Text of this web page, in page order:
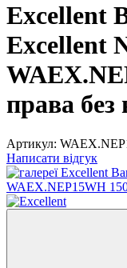
Excellent
Excellent
права без
Артикул:
Написати відгук